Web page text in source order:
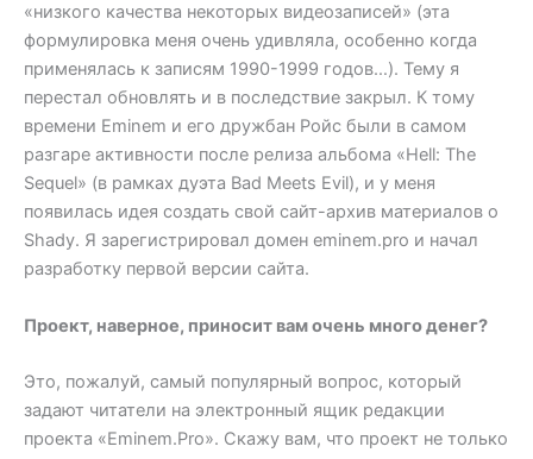
«низкого качества некоторых видеозаписей» (эта
формулировка меня очень удивляла, особенно когда
применялась к записям 1990-1999 годов…). Тему я
перестал обновлять и в последствие закрыл. К тому
времени Eminem и его дружбан Ройс были в самом
разгаре активности после релиза альбома «Hell: The
Sequel» (в рамках дуэта Bad Meets Evil), и у меня
появилась идея создать свой сайт-архив материалов о
Shady. Я зарегистрировал домен eminem.pro и начал
разработку первой версии сайта.
Проект, наверное, приносит вам очень много денег?
Это, пожалуй, самый популярный вопрос, который
задают читатели на электронный ящик редакции
проекта «Eminem.Pro». Скажу вам, что проект не только